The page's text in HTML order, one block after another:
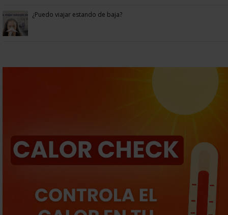
¿Puedo viajar estando de baja?